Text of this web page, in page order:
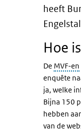
heeft
Hoe
De MVF-en
enquête
ja, welke
Bijna 150
hebben
van de